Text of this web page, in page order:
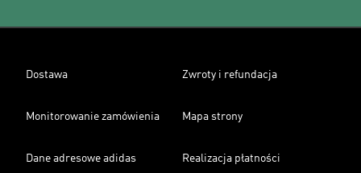
Dostawa Zwroty i refundacja
Monitorowanie zamówienia Mapa strony
Dane adresowe adidas Realizacja płatności